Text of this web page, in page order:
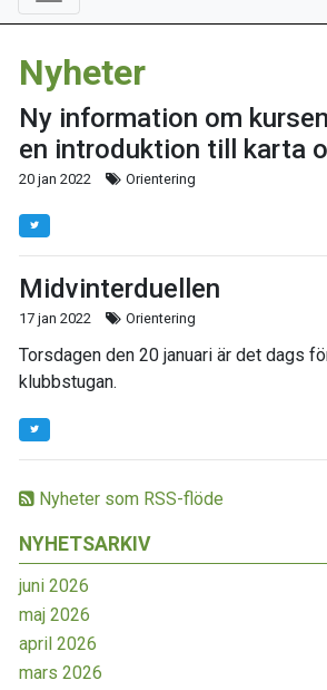
Nyheter som RSS-flöde
NYHETSARKIV
juni 2026
maj 2026
april 2026
mars 2026
Nyheter
Ny information om
en introduktion till karta
20 jan 2022 Orientering
Midvinterduellen
17 jan 2022 Orientering
Torsdagen den 20 januari är det dags
klubbstugan.